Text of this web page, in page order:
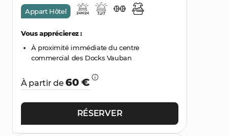
Appart Hôtel
Vous apprécierez :
À proximité immédiate du centre
commercial des Docks Vauban
À partir de60 €
RÉSERVER